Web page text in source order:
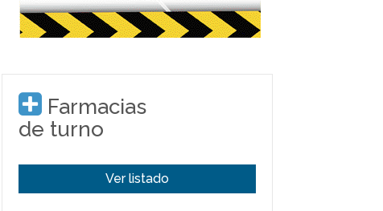
Farmacias
de turno
Ver listado